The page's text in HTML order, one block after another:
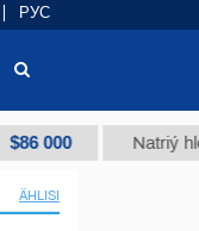
Natriý hlorly
ÄHLISI
РУС